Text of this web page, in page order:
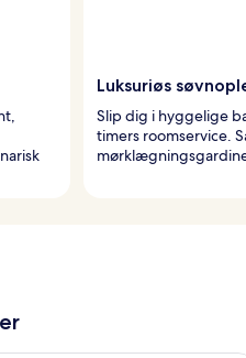
Luksuriøs
Slip dig i hyggelige
timers roomservice.